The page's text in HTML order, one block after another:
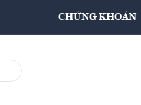
CHỨNG KHOÁN